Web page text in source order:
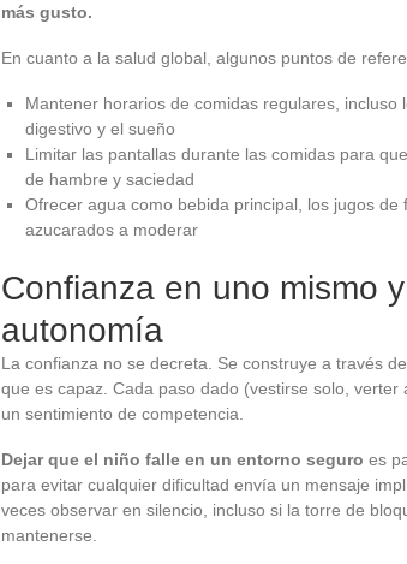
más gusto.
En cuanto a la salud global, algunos puntos de
Mantener horarios de comidas regulares,
digestivo y el sueño
Limitar las pantallas durante las comidas para
de hambre y saciedad
Ofrecer agua como bebida principal, los jugos
azucarados a moderar
Confianza en uno mismo
autonomía
La confianza no se decreta. Se construye a través
que es capaz. Cada paso dado (vestirse solo,
un sentimiento de competencia.
Dejar que el niño falle en un entorno seguro es
para evitar cualquier dificultad envía un mensaje
veces observar en silencio, incluso si la torre de
mantenerse.